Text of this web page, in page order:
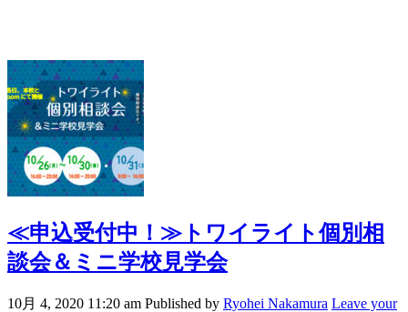
≪申込受付中！≫トワイライト個別相
談会＆ミニ学校見学会
10月 4, 2020 11:20 am Published by Ryohei Nakamura Leave your